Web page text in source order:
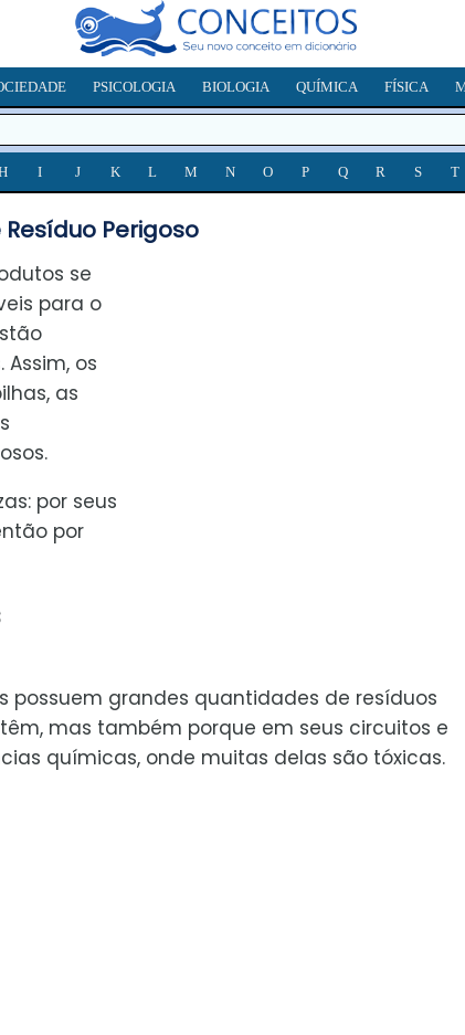
PSICOLOGIA BIOLOGIA QUÍMICA FÍSICA
I J K L M N O P Q R S T
Perigoso
se
para o
os
as
por seus
por
possuem grandes quantidades de resíduos
mas também porque em seus circuitos e
químicas, onde muitas delas são tóxicas.